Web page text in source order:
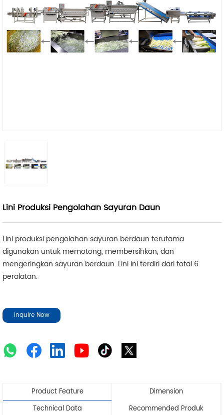
Lini Produksi Pengolahan Sayuran Daun
Lini produksi pengolahan sayuran berdaun terutama
digunakan untuk memotong, membersihkan, dan
mengeringkan sayuran berdaun. Lini ini terdiri dari total 6
peralatan.
Inquire Now
Product Feature
Dimension
Technical Data
Recommended Produk